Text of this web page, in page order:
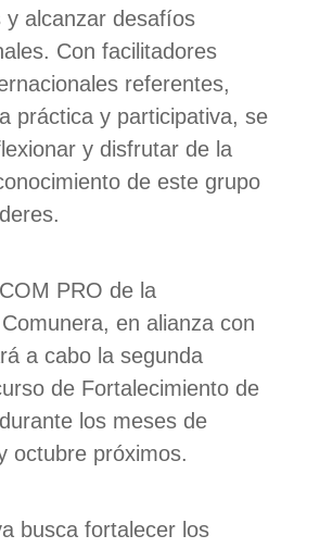
y alcanzar desafíos
Con facilitadores
referentes,
práctica y participativa, se
y disfrutar de la
de este grupo
PRO de la
en alianza con
a cabo la segunda
de Fortalecimiento de
los meses de
octubre próximos.
busca fortalecer los